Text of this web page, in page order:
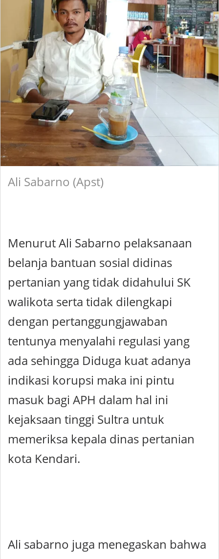
Ali Sabarno (Apst)
Menurut Ali Sabarno pelaksanaan
belanja bantuan sosial didinas
pertanian yang tidak didahului SK
walikota serta tidak dilengkapi
dengan pertanggungjawaban
tentunya menyalahi regulasi yang
ada sehingga Diduga kuat adanya
indikasi korupsi maka ini pintu
masuk bagi APH dalam hal ini
kejaksaan tinggi Sultra untuk
memeriksa kepala dinas pertanian
kota Kendari.
Ali sabarno juga menegaskan bahwa